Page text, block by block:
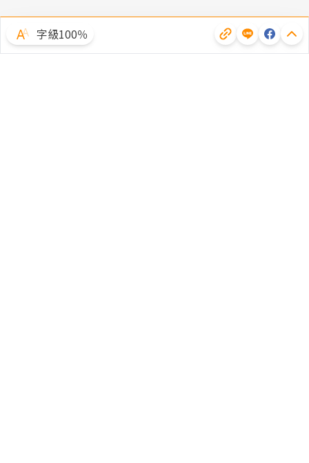
字級100％